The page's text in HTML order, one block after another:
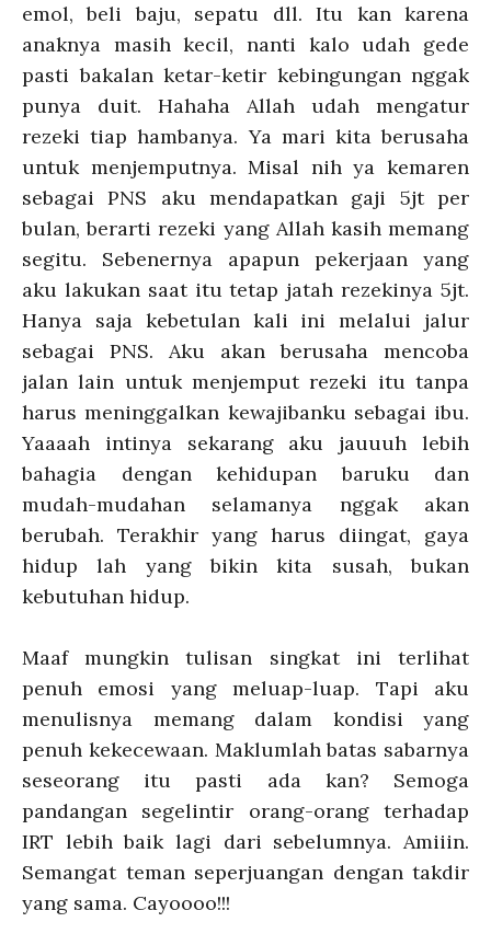
emol, beli baju, sepatu dll. Itu kan karena
anaknya masih kecil, nanti kalo udah gede
pasti bakalan ketar-ketir kebingungan nggak
punya duit. Hahaha Allah udah mengatur
rezeki tiap hambanya. Ya mari kita berusaha
untuk menjemputnya. Misal nih ya kemaren
sebagai PNS aku mendapatkan gaji 5jt per
bulan, berarti rezeki yang Allah kasih memang
segitu. Sebenernya apapun pekerjaan yang
aku lakukan saat itu tetap jatah rezekinya 5jt.
Hanya saja kebetulan kali ini melalui jalur
sebagai PNS. Aku akan berusaha mencoba
jalan lain untuk menjemput rezeki itu tanpa
harus meninggalkan kewajibanku sebagai ibu.
Yaaaah intinya sekarang aku jauuuh lebih
bahagia dengan kehidupan baruku dan
mudah-mudahan selamanya nggak akan
berubah. Terakhir yang harus diingat, gaya
hidup lah yang bikin kita susah, bukan
kebutuhan hidup.
Maaf mungkin tulisan singkat ini terlihat
penuh emosi yang meluap-luap. Tapi aku
menulisnya memang dalam kondisi yang
penuh kekecewaan. Maklumlah batas sabarnya
seseorang itu pasti ada kan? Semoga
pandangan segelintir orang-orang terhadap
IRT lebih baik lagi dari sebelumnya. Amiiin.
Semangat teman seperjuangan dengan takdir
yang sama. Cayoooo!!!